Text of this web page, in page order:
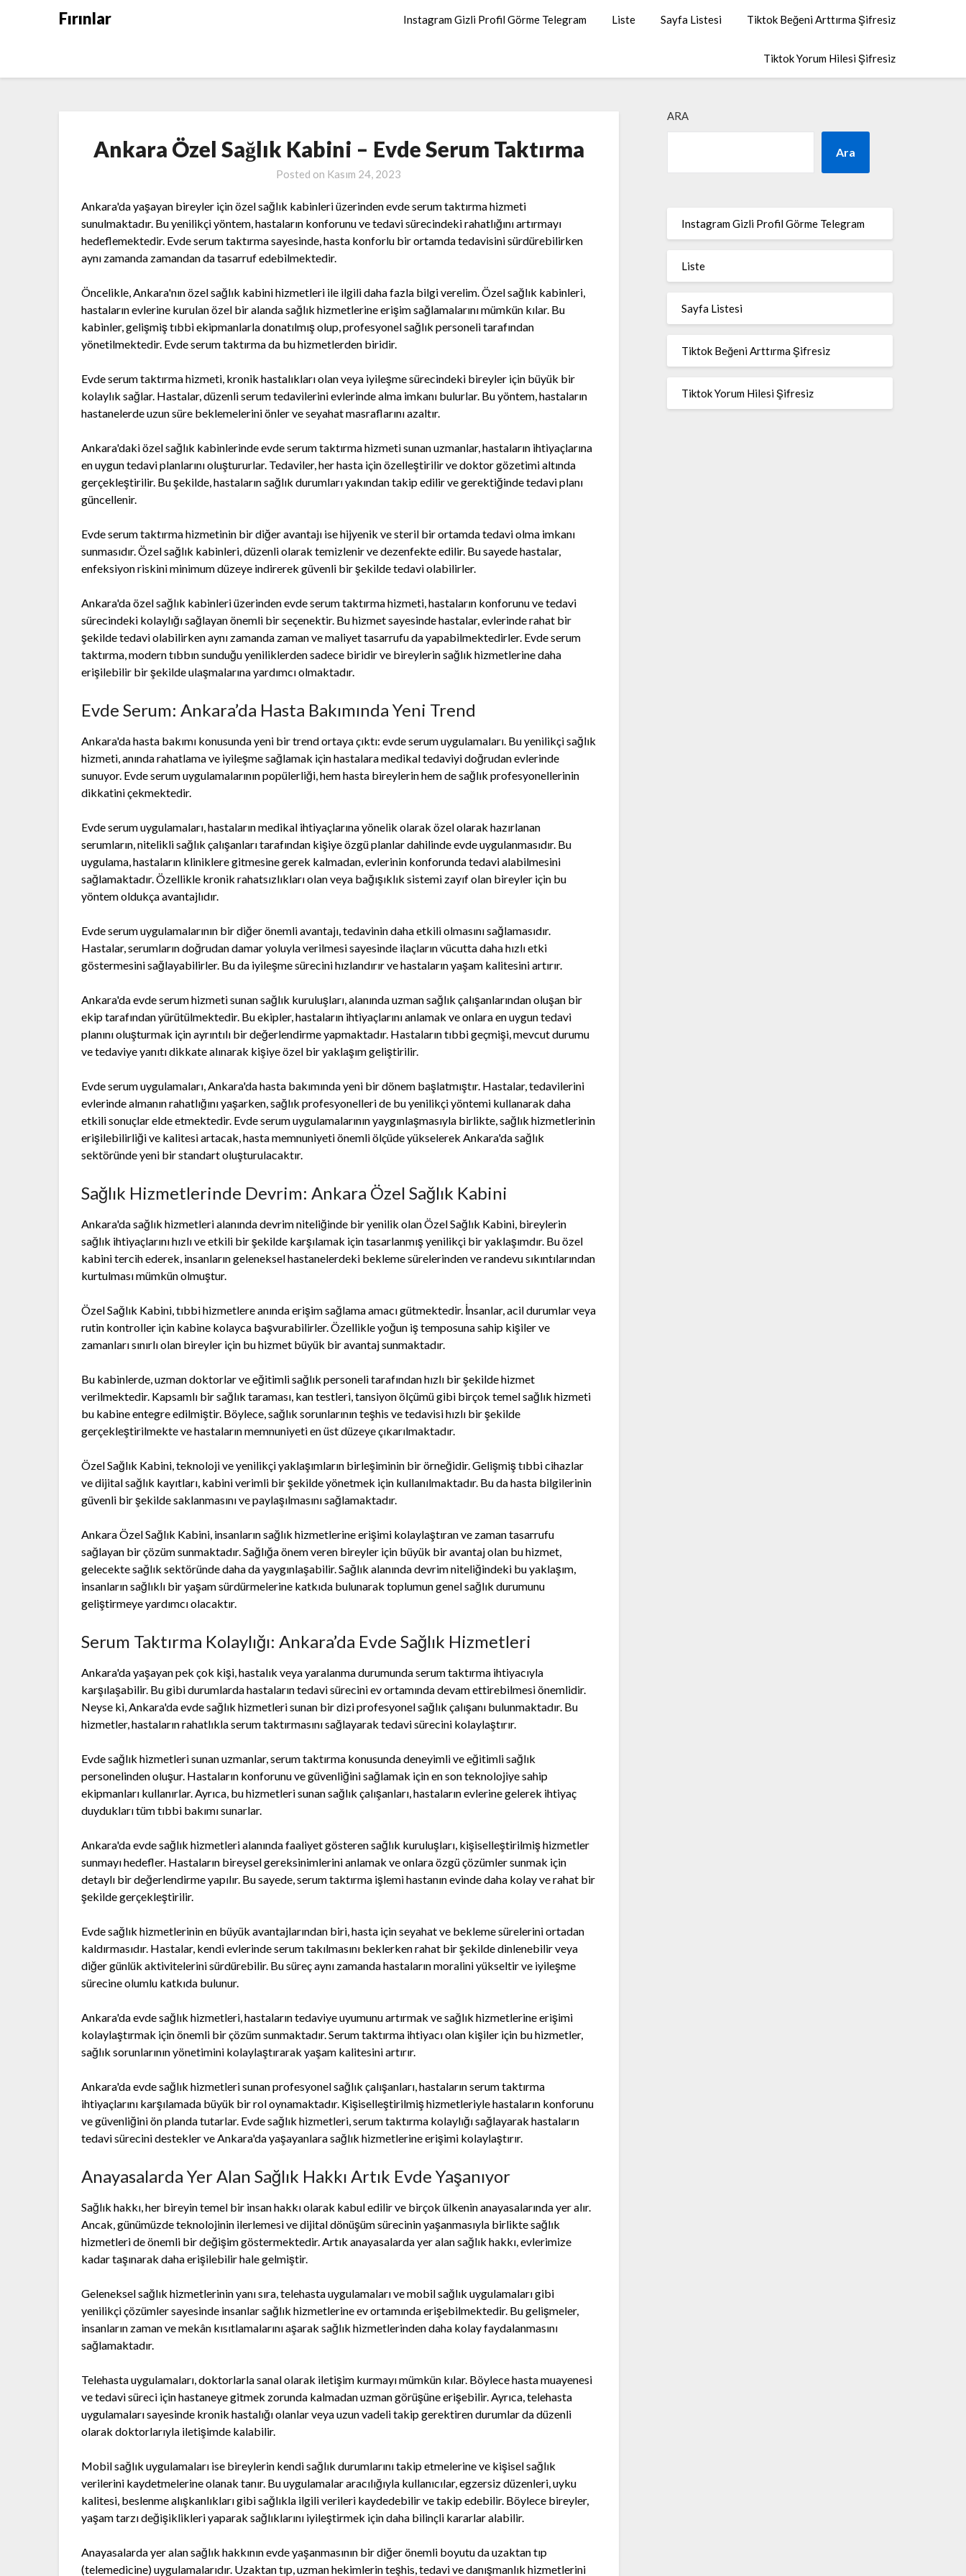
Fırınlar Instagram Gizli Profil Görme Telegram Liste Sayfa Listesi Tiktok Beğeni Arttırma Şifresiz
Tiktok Yorum Hilesi Şifresiz
Ankara Özel Sağlık Kabini – Evde Serum Taktırma
Posted on Kasım 24, 2023
Ankara'da yaşayan bireyler için özel sağlık kabinleri üzerinden evde serum taktırma hizmeti
sunulmaktadır. Bu yenilikçi yöntem, hastaların konforunu ve tedavi sürecindeki rahatlığını artırmayı
hedeflemektedir. Evde serum taktırma sayesinde, hasta konforlu bir ortamda tedavisini sürdürebilirken
aynı zamanda zamandan da tasarruf edebilmektedir.
Öncelikle, Ankara'nın özel sağlık kabini hizmetleri ile ilgili daha fazla bilgi verelim. Özel sağlık kabinleri,
hastaların evlerine kurulan özel bir alanda sağlık hizmetlerine erişim sağlamalarını mümkün kılar. Bu
kabinler, gelişmiş tıbbi ekipmanlarla donatılmış olup, profesyonel sağlık personeli tarafından
yönetilmektedir. Evde serum taktırma da bu hizmetlerden biridir.
Evde serum taktırma hizmeti, kronik hastalıkları olan veya iyileşme sürecindeki bireyler için büyük bir
kolaylık sağlar. Hastalar, düzenli serum tedavilerini evlerinde alma imkanı bulurlar. Bu yöntem, hastaların
hastanelerde uzun süre beklemelerini önler ve seyahat masraflarını azaltır.
Ankara'daki özel sağlık kabinlerinde evde serum taktırma hizmeti sunan uzmanlar, hastaların ihtiyaçlarına
en uygun tedavi planlarını oluştururlar. Tedaviler, her hasta için özelleştirilir ve doktor gözetimi altında
gerçekleştirilir. Bu şekilde, hastaların sağlık durumları yakından takip edilir ve gerektiğinde tedavi planı
güncellenir.
Evde serum taktırma hizmetinin bir diğer avantajı ise hijyenik ve steril bir ortamda tedavi olma imkanı
sunmasıdır. Özel sağlık kabinleri, düzenli olarak temizlenir ve dezenfekte edilir. Bu sayede hastalar,
enfeksiyon riskini minimum düzeye indirerek güvenli bir şekilde tedavi olabilirler.
Ankara'da özel sağlık kabinleri üzerinden evde serum taktırma hizmeti, hastaların konforunu ve tedavi
sürecindeki kolaylığı sağlayan önemli bir seçenektir. Bu hizmet sayesinde hastalar, evlerinde rahat bir
şekilde tedavi olabilirken aynı zamanda zaman ve maliyet tasarrufu da yapabilmektedirler. Evde serum
taktırma, modern tıbbın sunduğu yeniliklerden sadece biridir ve bireylerin sağlık hizmetlerine daha
erişilebilir bir şekilde ulaşmalarına yardımcı olmaktadır.
Evde Serum: Ankara’da Hasta Bakımında Yeni Trend
Ankara'da hasta bakımı konusunda yeni bir trend ortaya çıktı: evde serum uygulamaları. Bu yenilikçi sağlık
hizmeti, anında rahatlama ve iyileşme sağlamak için hastalara medikal tedaviyi doğrudan evlerinde
sunuyor. Evde serum uygulamalarının popülerliği, hem hasta bireylerin hem de sağlık profesyonellerinin
dikkatini çekmektedir.
Evde serum uygulamaları, hastaların medikal ihtiyaçlarına yönelik olarak özel olarak hazırlanan
serumların, nitelikli sağlık çalışanları tarafından kişiye özgü planlar dahilinde evde uygulanmasıdır. Bu
uygulama, hastaların kliniklere gitmesine gerek kalmadan, evlerinin konforunda tedavi alabilmesini
sağlamaktadır. Özellikle kronik rahatsızlıkları olan veya bağışıklık sistemi zayıf olan bireyler için bu
yöntem oldukça avantajlıdır.
Evde serum uygulamalarının bir diğer önemli avantajı, tedavinin daha etkili olmasını sağlamasıdır.
Hastalar, serumların doğrudan damar yoluyla verilmesi sayesinde ilaçların vücutta daha hızlı etki
göstermesini sağlayabilirler. Bu da iyileşme sürecini hızlandırır ve hastaların yaşam kalitesini artırır.
Ankara'da evde serum hizmeti sunan sağlık kuruluşları, alanında uzman sağlık çalışanlarından oluşan bir
ekip tarafından yürütülmektedir. Bu ekipler, hastaların ihtiyaçlarını anlamak ve onlara en uygun tedavi
planını oluşturmak için ayrıntılı bir değerlendirme yapmaktadır. Hastaların tıbbi geçmişi, mevcut durumu
ve tedaviye yanıtı dikkate alınarak kişiye özel bir yaklaşım geliştirilir.
Evde serum uygulamaları, Ankara'da hasta bakımında yeni bir dönem başlatmıştır. Hastalar, tedavilerini
evlerinde almanın rahatlığını yaşarken, sağlık profesyonelleri de bu yenilikçi yöntemi kullanarak daha
etkili sonuçlar elde etmektedir. Evde serum uygulamalarının yaygınlaşmasıyla birlikte, sağlık hizmetlerinin
erişilebilirliği ve kalitesi artacak, hasta memnuniyeti önemli ölçüde yükselerek Ankara'da sağlık
sektöründe yeni bir standart oluşturulacaktır.
Sağlık Hizmetlerinde Devrim: Ankara Özel Sağlık Kabini
Ankara'da sağlık hizmetleri alanında devrim niteliğinde bir yenilik olan Özel Sağlık Kabini, bireylerin
sağlık ihtiyaçlarını hızlı ve etkili bir şekilde karşılamak için tasarlanmış yenilikçi bir yaklaşımdır. Bu özel
kabini tercih ederek, insanların geleneksel hastanelerdeki bekleme sürelerinden ve randevu sıkıntılarından
kurtulması mümkün olmuştur.
Özel Sağlık Kabini, tıbbi hizmetlere anında erişim sağlama amacı gütmektedir. İnsanlar, acil durumlar veya
rutin kontroller için kabine kolayca başvurabilirler. Özellikle yoğun iş temposuna sahip kişiler ve
zamanları sınırlı olan bireyler için bu hizmet büyük bir avantaj sunmaktadır.
Bu kabinlerde, uzman doktorlar ve eğitimli sağlık personeli tarafından hızlı bir şekilde hizmet
verilmektedir. Kapsamlı bir sağlık taraması, kan testleri, tansiyon ölçümü gibi birçok temel sağlık hizmeti
bu kabine entegre edilmiştir. Böylece, sağlık sorunlarının teşhis ve tedavisi hızlı bir şekilde
gerçekleştirilmekte ve hastaların memnuniyeti en üst düzeye çıkarılmaktadır.
Özel Sağlık Kabini, teknoloji ve yenilikçi yaklaşımların birleşiminin bir örneğidir. Gelişmiş tıbbi cihazlar
ve dijital sağlık kayıtları, kabini verimli bir şekilde yönetmek için kullanılmaktadır. Bu da hasta bilgilerinin
güvenli bir şekilde saklanmasını ve paylaşılmasını sağlamaktadır.
Ankara Özel Sağlık Kabini, insanların sağlık hizmetlerine erişimi kolaylaştıran ve zaman tasarrufu
sağlayan bir çözüm sunmaktadır. Sağlığa önem veren bireyler için büyük bir avantaj olan bu hizmet,
gelecekte sağlık sektöründe daha da yaygınlaşabilir. Sağlık alanında devrim niteliğindeki bu yaklaşım,
insanların sağlıklı bir yaşam sürdürmelerine katkıda bulunarak toplumun genel sağlık durumunu
geliştirmeye yardımcı olacaktır.
Serum Taktırma Kolaylığı: Ankara’da Evde Sağlık Hizmetleri
Ankara'da yaşayan pek çok kişi, hastalık veya yaralanma durumunda serum taktırma ihtiyacıyla
karşılaşabilir. Bu gibi durumlarda hastaların tedavi sürecini ev ortamında devam ettirebilmesi önemlidir.
Neyse ki, Ankara'da evde sağlık hizmetleri sunan bir dizi profesyonel sağlık çalışanı bulunmaktadır. Bu
hizmetler, hastaların rahatlıkla serum taktırmasını sağlayarak tedavi sürecini kolaylaştırır.
Evde sağlık hizmetleri sunan uzmanlar, serum taktırma konusunda deneyimli ve eğitimli sağlık
personelinden oluşur. Hastaların konforunu ve güvenliğini sağlamak için en son teknolojiye sahip
ekipmanları kullanırlar. Ayrıca, bu hizmetleri sunan sağlık çalışanları, hastaların evlerine gelerek ihtiyaç
duydukları tüm tıbbi bakımı sunarlar.
Ankara'da evde sağlık hizmetleri alanında faaliyet gösteren sağlık kuruluşları, kişiselleştirilmiş hizmetler
sunmayı hedefler. Hastaların bireysel gereksinimlerini anlamak ve onlara özgü çözümler sunmak için
detaylı bir değerlendirme yapılır. Bu sayede, serum taktırma işlemi hastanın evinde daha kolay ve rahat bir
şekilde gerçekleştirilir.
Evde sağlık hizmetlerinin en büyük avantajlarından biri, hasta için seyahat ve bekleme sürelerini ortadan
kaldırmasıdır. Hastalar, kendi evlerinde serum takılmasını beklerken rahat bir şekilde dinlenebilir veya
diğer günlük aktivitelerini sürdürebilir. Bu süreç aynı zamanda hastaların moralini yükseltir ve iyileşme
sürecine olumlu katkıda bulunur.
Ankara'da evde sağlık hizmetleri, hastaların tedaviye uyumunu artırmak ve sağlık hizmetlerine erişimi
kolaylaştırmak için önemli bir çözüm sunmaktadır. Serum taktırma ihtiyacı olan kişiler için bu hizmetler,
sağlık sorunlarının yönetimini kolaylaştırarak yaşam kalitesini artırır.
Ankara'da evde sağlık hizmetleri sunan profesyonel sağlık çalışanları, hastaların serum taktırma
ihtiyaçlarını karşılamada büyük bir rol oynamaktadır. Kişiselleştirilmiş hizmetleriyle hastaların konforunu
ve güvenliğini ön planda tutarlar. Evde sağlık hizmetleri, serum taktırma kolaylığı sağlayarak hastaların
tedavi sürecini destekler ve Ankara'da yaşayanlara sağlık hizmetlerine erişimi kolaylaştırır.
Anayasalarda Yer Alan Sağlık Hakkı Artık Evde Yaşanıyor
Sağlık hakkı, her bireyin temel bir insan hakkı olarak kabul edilir ve birçok ülkenin anayasalarında yer alır.
Ancak, günümüzde teknolojinin ilerlemesi ve dijital dönüşüm sürecinin yaşanmasıyla birlikte sağlık
hizmetleri de önemli bir değişim göstermektedir. Artık anayasalarda yer alan sağlık hakkı, evlerimize
kadar taşınarak daha erişilebilir hale gelmiştir.
Geleneksel sağlık hizmetlerinin yanı sıra, telehasta uygulamaları ve mobil sağlık uygulamaları gibi
yenilikçi çözümler sayesinde insanlar sağlık hizmetlerine ev ortamında erişebilmektedir. Bu gelişmeler,
insanların zaman ve mekân kısıtlamalarını aşarak sağlık hizmetlerinden daha kolay faydalanmasını
sağlamaktadır.
Telehasta uygulamaları, doktorlarla sanal olarak iletişim kurmayı mümkün kılar. Böylece hasta muayenesi
ve tedavi süreci için hastaneye gitmek zorunda kalmadan uzman görüşüne erişebilir. Ayrıca, telehasta
uygulamaları sayesinde kronik hastalığı olanlar veya uzun vadeli takip gerektiren durumlar da düzenli
olarak doktorlarıyla iletişimde kalabilir.
Mobil sağlık uygulamaları ise bireylerin kendi sağlık durumlarını takip etmelerine ve kişisel sağlık
verilerini kaydetmelerine olanak tanır. Bu uygulamalar aracılığıyla kullanıcılar, egzersiz düzenleri, uyku
kalitesi, beslenme alışkanlıkları gibi sağlıkla ilgili verileri kaydedebilir ve takip edebilir. Böylece bireyler,
yaşam tarzı değişiklikleri yaparak sağlıklarını iyileştirmek için daha bilinçli kararlar alabilir.
Anayasalarda yer alan sağlık hakkının evde yaşanmasının bir diğer önemli boyutu da uzaktan tıp
(telemedicine) uygulamalarıdır. Uzaktan tıp, uzman hekimlerin teşhis, tedavi ve danışmanlık hizmetlerini
ARA
Ara
Instagram Gizli Profil Görme Telegram
Liste
Sayfa Listesi
Tiktok Beğeni Arttırma Şifresiz
Tiktok Yorum Hilesi Şifresiz